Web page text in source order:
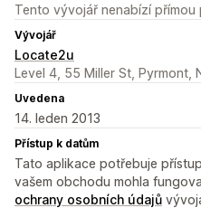
Tento vývojář nenabízí
Vývojář
Locate2u
Level 4, 55 Miller St, Pyrmont,
Uvedena
14. leden 2013
Přístup k datům
Tato aplikace potřebuje
vašem obchodu mohla
ochrany osobních údajů